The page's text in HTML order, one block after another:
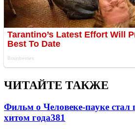
ЧИТАЙТЕ ТАКЖЕ
Фильм о Человеке-пауке
хитом года381